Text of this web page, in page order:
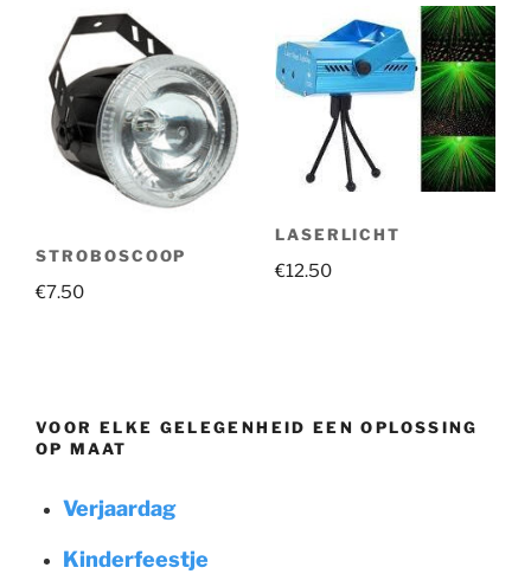
STROBOSCOOP
€7.50
LASERLICHT
€12.50
VOOR ELKE GELEGENHEID EEN OPLOSSING
OP MAAT
Verjaardag
Kinderfeestje